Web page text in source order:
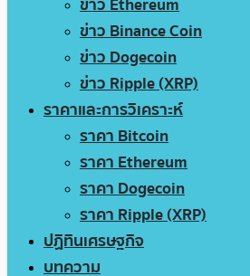
ข่าว Binance Coin
ข่าว Dogecoin
ข่าว Ripple (XRP)
ราคาและการวิเคราะห์
ราคา Bitcoin
ราคา Ethereum
ราคา Dogecoin
ราคา Ripple (XRP)
ปฏิทินเศรษฐกิจ
บทความ